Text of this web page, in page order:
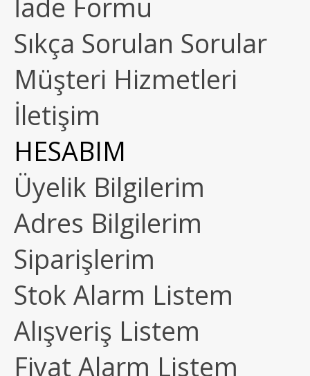
İade Formu
Sıkça Sorulan Sorular
Müşteri Hizmetleri
İletişim
HESABIM
Üyelik Bilgilerim
Adres Bilgilerim
Siparişlerim
Stok Alarm Listem
Alışveriş Listem
Fiyat Alarm Listem